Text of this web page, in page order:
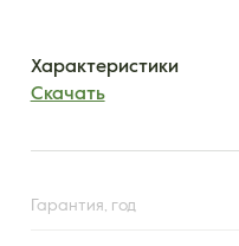
Характеристики
Скачать
Гарантия, год